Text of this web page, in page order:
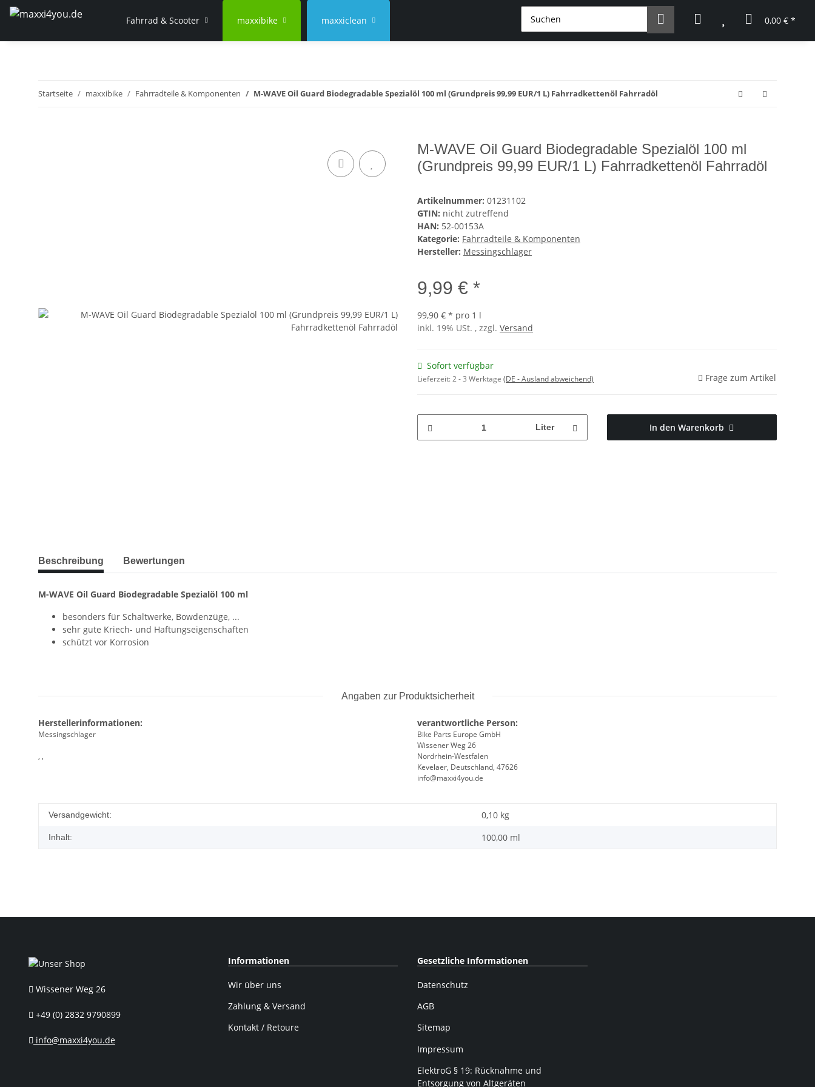
0,00 € *
Fahrrad & Scooter maxxibike maxxiclean
Startseite maxxibike Fahrradteile & Komponenten M-WAVE Oil Guard Biodegradable Spezialöl 100 ml (Grundpreis 99,99 EUR/1 L) Fahrradkettenöl Fahrradöl
M-WAVE Oil Guard Biodegradable Spezialöl 100 ml
(Grundpreis 99,99 EUR/1 L) Fahrradkettenöl Fahrradöl
Artikelnummer: 01231102
GTIN: nicht zutreffend
HAN: 52-00153A
Kategorie: Fahrradteile & Komponenten
Hersteller: Messingschlager
9,99 € *
99,90 € * pro 1 l
inkl. 19% USt. , zzgl. Versand
Sofort verfügbar
Lieferzeit:2 - 3 Werktage (DE - Ausland abweichend) Frage zum Artikel
Liter In den Warenkorb
Beschreibung Bewertungen
M-WAVE Oil Guard Biodegradable Spezialöl 100 ml
besonders für Schaltwerke, Bowdenzüge, ...
sehr gute Kriech- und Haftungseigenschaften
schützt vor Korrosion
Angaben zur Produktsicherheit
Herstellerinformationen:
Messingschlager
, ,
verantwortliche Person:
Bike Parts Europe GmbH
Wissener Weg 26
Nordrhein-Westfalen
Kevelaer, Deutschland, 47626
info@maxxi4you.de
Versandgewicht: 0,10 kg
Inhalt: 100,00 ml
Wissener Weg 26
+49 (0) 2832 9790899
info@maxxi4you.de
Informationen
Wir über uns
Zahlung & Versand
Kontakt / Retoure
Gesetzliche Informationen
Datenschutz
AGB
Sitemap
Impressum
ElektroG § 19: Rücknahme und
Entsorgung von Altgeräten